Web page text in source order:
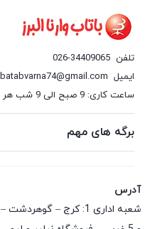
تلفن 026-34409065
ایمیل batabvarna74@gmail.com
ساعت کاری: 9 صبح الی 9 شب هر روز هفته
برگه های مهم
آدرس